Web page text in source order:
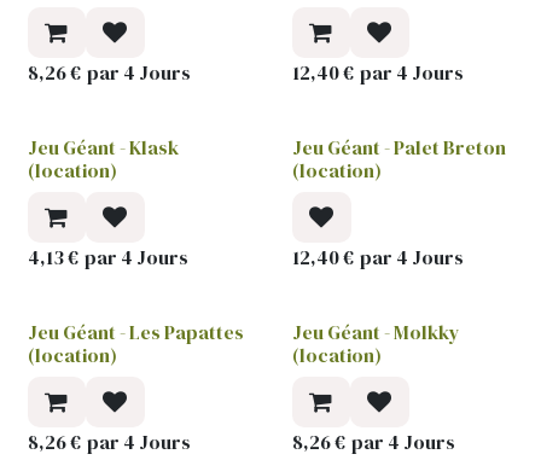
8,26€ par 4 Jours 12,40€ par 4 Jours
Jeu Géant - Klask
(location)
4,13€ par 4 Jours
Jeu Géant - Palet Breton
(location)
12,40€ par 4 Jours
Jeu Géant - Les Papattes
(location)
8,26€ par 4 Jours
Jeu Géant - Molkky
(location)
8,26€ par 4 Jours